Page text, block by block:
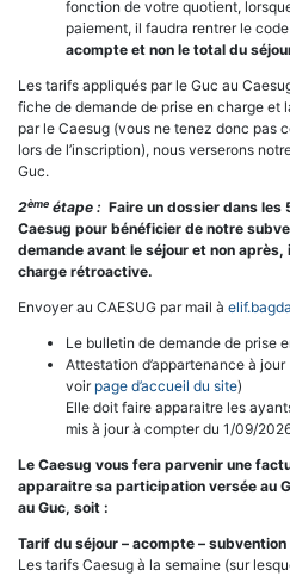
fonction de votre quotient,
paiement, il faudra rentrer le code
acompte et non le total du
Les tarifs appliqués par le Guc au
fiche de demande de prise en charge et
par le Caesug (vous ne tenez donc pas
lors de l’inscription), nous verserons
Guc.
2ème étape : Faire un dossier dans les
Caesug pour bénéficier de notre
demande avant le séjour et non après,
charge rétroactive.
Envoyer au CAESUG par mail à
Le bulletin de demande de prise
Attestation d’appartenance à
voir page d’accueil du site)
Elle doit faire apparaitre les
mis à jour à compter du 1/09/
Le Caesug vous fera parvenir une
apparaitre sa participation versée au
au Guc, soit :
Tarif du séjour – acompte – subvention
Les tarifs Caesug à la semaine (sur